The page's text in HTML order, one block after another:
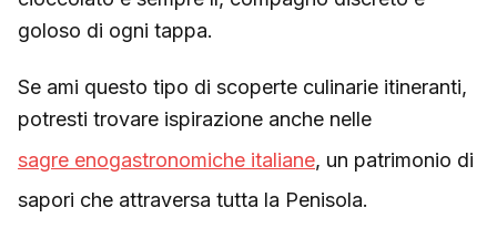
goloso di ogni tappa.
Se ami questo tipo di scoperte culinarie itineranti,
potresti trovare ispirazione anche nelle
sagre enogastronomiche italiane, un patrimonio di
sapori che attraversa tutta la Penisola.